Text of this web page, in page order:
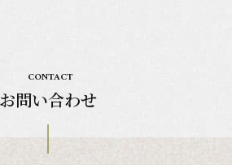
CONTACT
お問い合わせ